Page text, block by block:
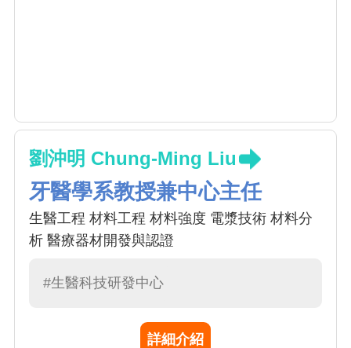
劉沖明 Chung-Ming Liu
牙醫學系教授兼中心主任
生醫工程 材料工程 材料強度 電漿技術 材料分
析 醫療器材開發與認證
#生醫科技研發中心
詳細介紹